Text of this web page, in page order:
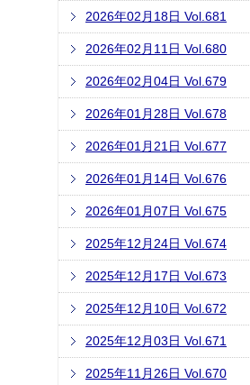
2026年02月18日 Vol.681
2026年02月11日 Vol.680
2026年02月04日 Vol.679
2026年01月28日 Vol.678
2026年01月21日 Vol.677
2026年01月14日 Vol.676
2026年01月07日 Vol.675
2025年12月24日 Vol.674
2025年12月17日 Vol.673
2025年12月10日 Vol.672
2025年12月03日 Vol.671
2025年11月26日 Vol.670